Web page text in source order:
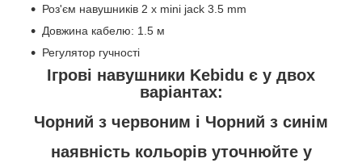
Роз'єм навушників 2 x mini jack 3.5 mm
Довжина кабелю: 1.5 м
Регулятор гучності
Ігрові навушники Kebidu є у двох
варіантах:
Чорний з червоним і Чорний з синім
наявність кольорів уточнюйте у